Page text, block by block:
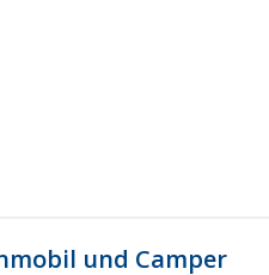
und Camper